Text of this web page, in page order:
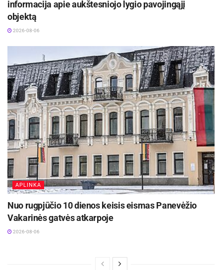
informacija apie aukštesniojo lygio pavojingąjį
objektą
2026-08-06
APLINKA
Nuo rugpjūčio 10 dienos keisis eismas Panevėžio
Vakarinės gatvės atkarpoje
2026-08-06